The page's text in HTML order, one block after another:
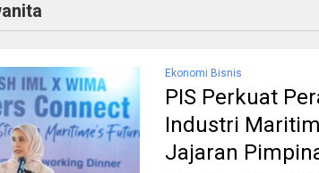
Ekonomi Bisnis
PIS Perkuat
Industri
Jajaran